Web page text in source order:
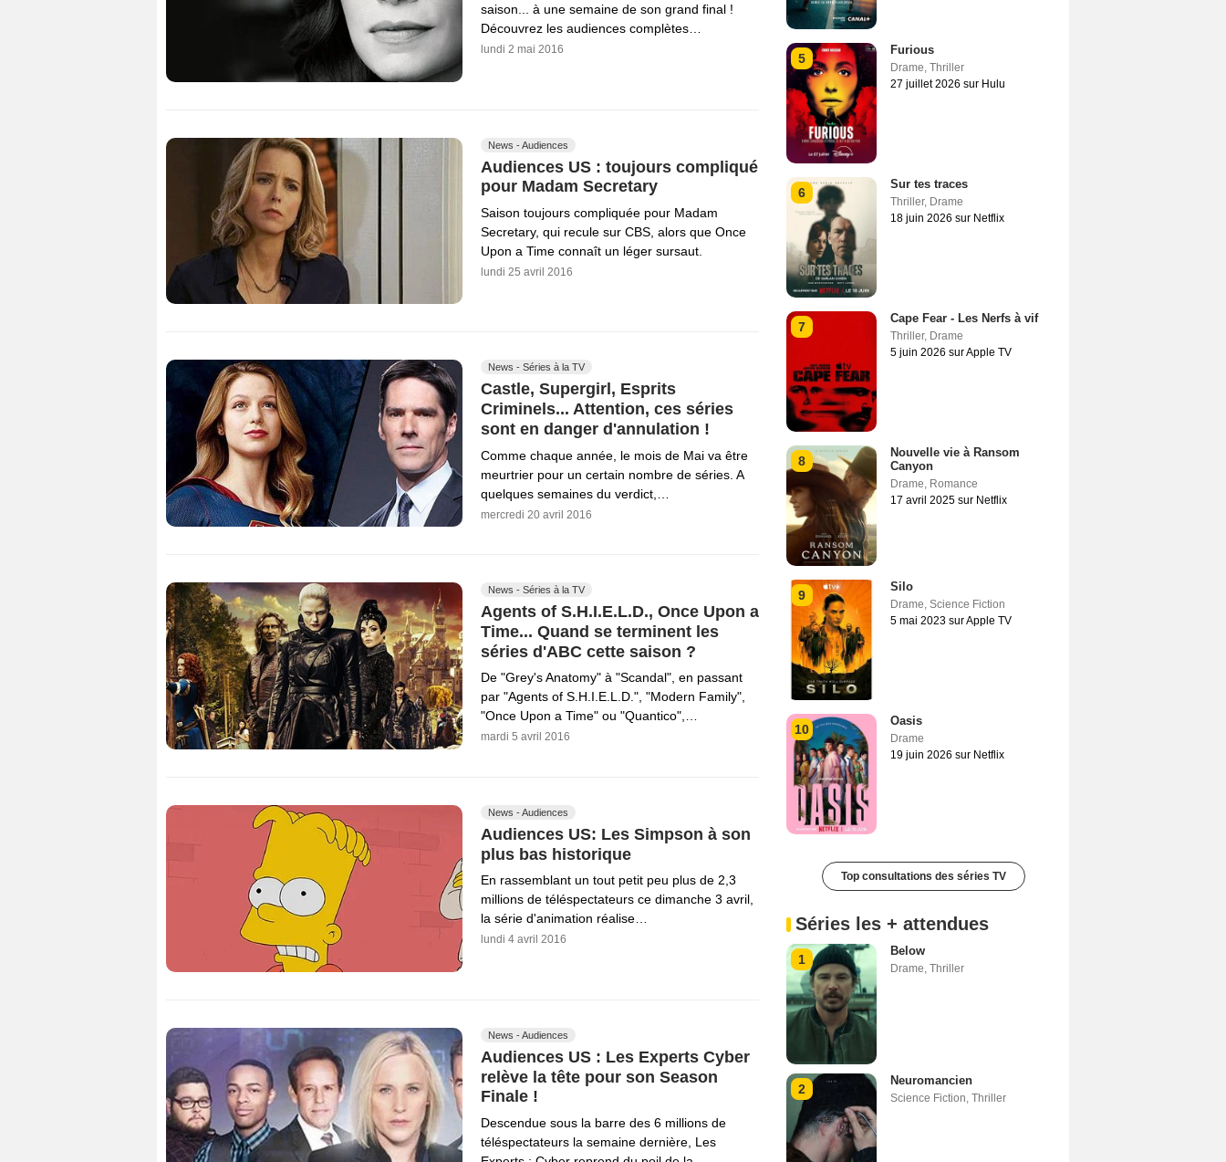
saison... à une semaine de son grand final !
Découvrez les audiences complètes…
lundi 2 mai 2016
News - Audiences
Audiences US : toujours compliqué
pour Madam Secretary
Saison toujours compliquée pour Madam
Secretary, qui recule sur CBS, alors que Once
Upon a Time connaît un léger sursaut.
lundi 25 avril 2016
News - Séries à la TV
Castle, Supergirl, Esprits
Criminels... Attention, ces séries
sont en danger d'annulation !
Comme chaque année, le mois de Mai va être
meurtrier pour un certain nombre de séries. A
quelques semaines du verdict,…
mercredi 20 avril 2016
News - Séries à la TV
Agents of S.H.I.E.L.D., Once Upon a
Time... Quand se terminent les
séries d'ABC cette saison ?
De "Grey's Anatomy" à "Scandal", en passant
par "Agents of S.H.I.E.L.D.", "Modern Family",
"Once Upon a Time" ou "Quantico",…
mardi 5 avril 2016
News - Audiences
Audiences US: Les Simpson à son
plus bas historique
En rassemblant un tout petit peu plus de 2,3
millions de téléspectateurs ce dimanche 3 avril,
la série d'animation réalise…
lundi 4 avril 2016
News - Audiences
Audiences US : Les Experts Cyber
relève la tête pour son Season
Finale !
Descendue sous la barre des 6 millions de
téléspectateurs la semaine dernière, Les
5
Furious
Drame, Thriller
27 juillet 2026 sur Hulu
6
Sur tes traces
Thriller, Drame
18 juin 2026 sur Netflix
7
Cape Fear - Les Nerfs à vif
Thriller, Drame
5 juin 2026 sur Apple TV
8
Nouvelle vie à Ransom
Canyon
Drame, Romance
17 avril 2025 sur Netflix
9
Silo
Drame, Science Fiction
5 mai 2023 sur Apple TV
10
Oasis
Drame
19 juin 2026 sur Netflix
Top consultations des séries TV
Séries les + attendues
1
Below
Drame, Thriller
2
Neuromancien
Science Fiction, Thriller